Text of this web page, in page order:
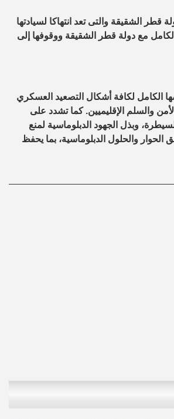
قطر الشقيقة والتى تعد انتهاكا لسيادتها
مع دولة قطر الشقيقة ووقوفها إلى
الكامل لكافة أشكال التصعيد العسكري
والسلم الإقليميين. كما تشدد على
وبذل الجهود الدبلوماسية لمنع
والحلول الدبلوماسية، بما يحفظ